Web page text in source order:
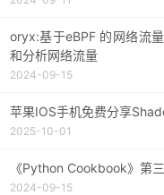
oryx:基于eBPF 的网络流
和分析网络流量
2024-09-15
苹果IOS手机免费分享
2025-10-01
《Python Cookbook》第
2024-09-15